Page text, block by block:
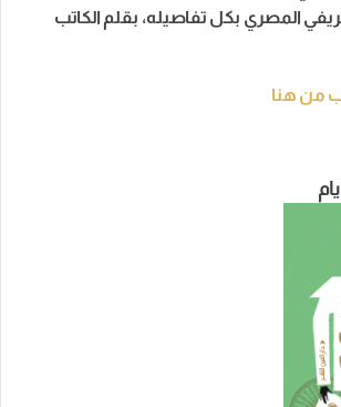
المصري بكل تفاصيله، بقلم الكاتب
من هنا